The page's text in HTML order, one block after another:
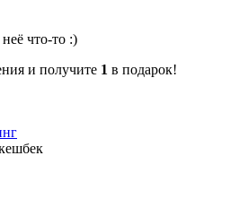
что-то :)
и получите 1 в подарок!